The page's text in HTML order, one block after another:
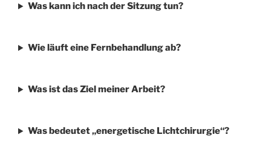
Was kann ich nach der Sitzung tun?
Wie läuft eine Fernbehandlung ab?
Was ist das Ziel meiner Arbeit?
Was bedeutet „energetische Lichtchirurgie“?